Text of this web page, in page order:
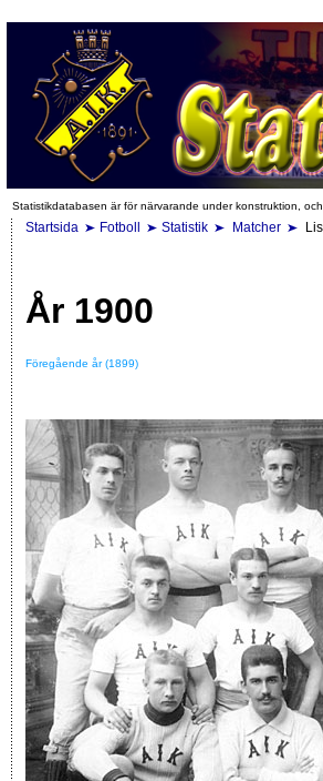
Statistikdatabasen är för närvarande under konstruktion,
Startsida Fotboll Statistik Matcher
År 1900
Föregående år (1899)